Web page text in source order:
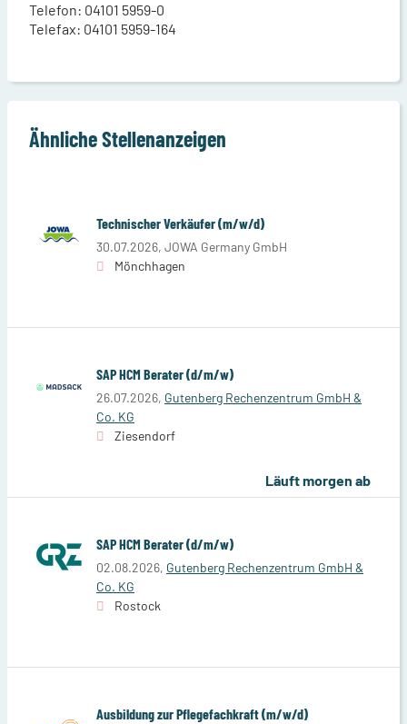
Telefon: 04101 5959-0
Telefax: 04101 5959-164
Ähnliche Stellenanzeigen
Technischer Verkäufer (m/w/d)
30.07.2026, JOWA Germany GmbH
Mönchhagen
SAP HCM Berater (d/m/w)
26.07.2026, Gutenberg Rechenzentrum GmbH &
Co. KG
Ziesendorf
Läuft morgen ab
SAP HCM Berater (d/m/w)
02.08.2026, Gutenberg Rechenzentrum GmbH &
Co. KG
Rostock
Ausbildung zur Pflegefachkraft (m/w/d)